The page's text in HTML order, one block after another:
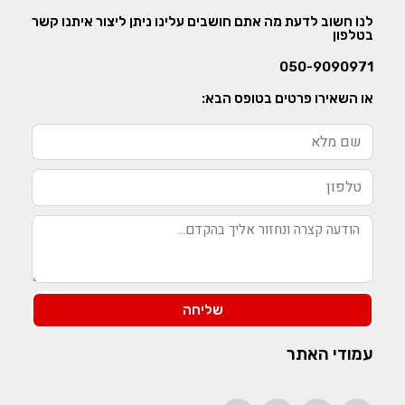
לנו חשוב לדעת מה אתם חושבים עלינו ניתן ליצור איתנו קשר
בטלפון
050-9090971
או השאירו פרטים בטופס הבא:
שליחה
עמודי האתר